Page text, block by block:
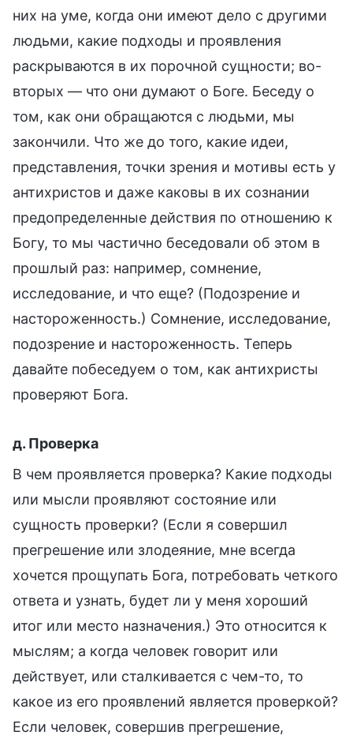
них на уме, когда они имеют дело с другими
людьми, какие подходы и проявления
раскрываются в их порочной сущности; во-
вторых — что они думают о Боге. Беседу о
том, как они обращаются с людьми, мы
закончили. Что же до того, какие идеи,
представления, точки зрения и мотивы есть у
антихристов и даже каковы в их сознании
предопределенные действия по отношению к
Богу, то мы частично беседовали об этом в
прошлый раз: например, сомнение,
исследование, и что еще? (Подозрение и
настороженность.) Сомнение, исследование,
подозрение и настороженность. Теперь
давайте побеседуем о том, как антихристы
проверяют Бога.
д. Проверка
В чем проявляется проверка? Какие подходы
или мысли проявляют состояние или
сущность проверки? (Если я совершил
прегрешение или злодеяние, мне всегда
хочется прощупать Бога, потребовать четкого
ответа и узнать, будет ли у меня хороший
итог или место назначения.) Это относится к
мыслям; а когда человек говорит или
действует, или сталкивается с чем-то, то
какое из его проявлений является проверкой?
Если человек, совершив прегрешение,